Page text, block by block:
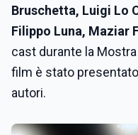
Bruschetta, Luigi Lo
Filippo Luna, Maziar
cast durante la
film è stato
autori.